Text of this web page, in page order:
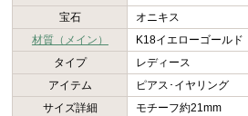
宝石
オニキス
材質（メイン）
K18イエローゴールド
タイプ
レディース
アイテム
ピアス･イヤリング
サイズ詳細
モチーフ約21mm